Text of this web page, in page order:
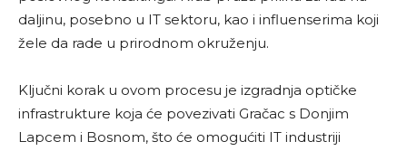
daljinu, posebno u IT sektoru, kao i influenserima koji
žele da rade u prirodnom okruženju.
Ključni korak u ovom procesu je izgradnja optičke
infrastrukture koja će povezivati Gračac s Donjim
Lapcem i Bosnom, što će omogućiti IT industriji